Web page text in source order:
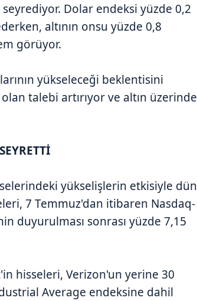
Dolar endeksi yüzde 0,2
altının onsu yüzde 0,8
görüyor.
yükseleceği beklentisini
talebi artırıyor ve altın üzerinde
yükselişlerin etkisiyle dün
7 Temmuz'dan itibaren Nasdaq-
duyurulması sonrası yüzde 7,15
hisseleri, Verizon'un yerine 30
Average endeksine dahil